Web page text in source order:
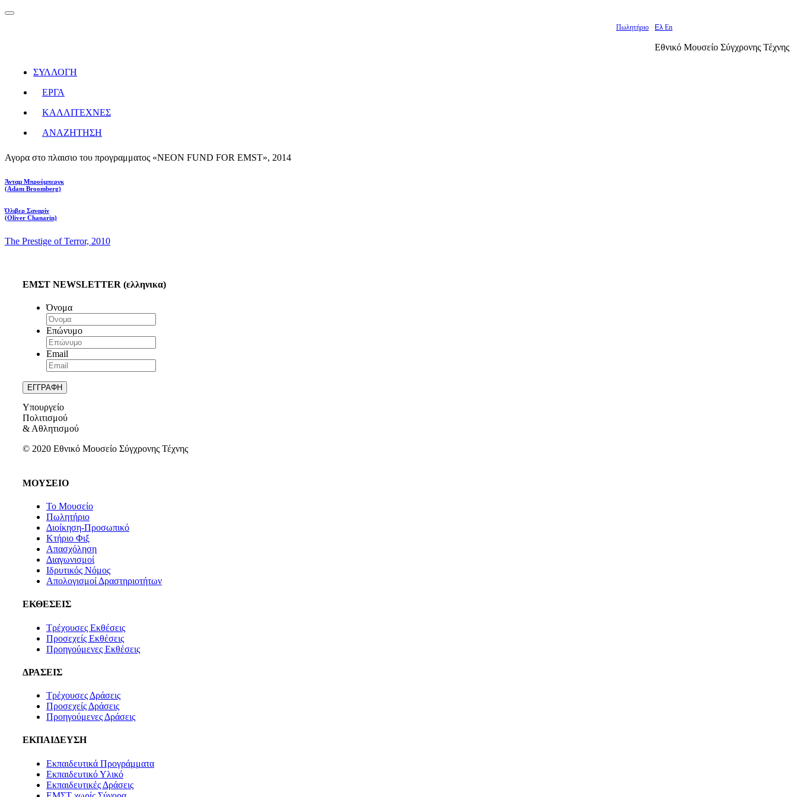
Πωλητήριο Ελ En
Εθνικό Μουσείο Σύγχρονης Τέχνης
ΣΥΛΛΟΓΗ
ΕΡΓΑ
ΚΑΛΛΙΤΕΧΝΕΣ
ΑΝΑΖΗΤΗΣΗ
Αγορα στο πλαισιο του προγραμματος «NEON FUND FOR EMST», 2014
Άνταμ Μπρούμπεργκ
(Adam Broomberg)
Όλιβερ Σαναρίν
(Oliver Chanarin)
The Prestige of Terror, 2010
ΕΜΣΤ NEWSLETTER (ελληνικα)
Όνομα
Επώνυμο
Email
Υπουργείο
Πολιτισμού
& Αθλητισμού
© 2020 Εθνικό Μουσείο Σύγχρονης Τέχνης
ΜΟΥΣΕΙΟ
Το Μουσείο
Πωλητήριο
Διοίκηση-Προσωπικό
Κτήριο Φιξ
Απασχόληση
Διαγωνισμοί
Ιδρυτικός Νόμος
Απολογισμοί Δραστηριοτήτων
ΕΚΘΕΣΕΙΣ
Τρέχουσες Εκθέσεις
Προσεχείς Εκθέσεις
Προηγούμενες Εκθέσεις
ΔΡΑΣΕΙΣ
Τρέχουσες Δράσεις
Προσεχείς Δράσεις
Προηγούμενες Δράσεις
ΕΚΠΑΙΔΕΥΣΗ
Εκπαιδευτικά Προγράμματα
Εκπαιδευτικό Υλικό
Εκπαιδευτικές Δράσεις